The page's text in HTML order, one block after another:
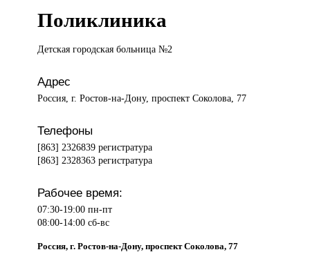
Поликлиника
Детская городскаябольница №2
Адрес
Россия, г. Ростов-на-Дону, проспект Соколова, 77
Телефоны
[863] 2326839 регистратура
[863] 2328363 регистратура
Рабочее время:
07:30-19:00 пн-пт
08:00-14:00 сб-вс
Россия, г. Ростов-на-Дону, проспект Соколова, 77